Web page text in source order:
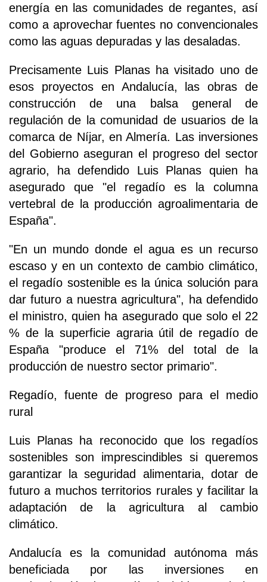
energía en las comunidades de regantes, así
como a aprovechar fuentes no convencionales
como las aguas depuradas y las desaladas.
Precisamente Luis Planas ha visitado uno de
esos proyectos en Andalucía, las obras de
construcción de una balsa general de
regulación de la comunidad de usuarios de la
comarca de Níjar, en Almería. Las inversiones
del Gobierno aseguran el progreso del sector
agrario, ha defendido Luis Planas quien ha
asegurado que "el regadío es la columna
vertebral de la producción agroalimentaria de
España".
"En un mundo donde el agua es un recurso
escaso y en un contexto de cambio climático,
el regadío sostenible es la única solución para
dar futuro a nuestra agricultura", ha defendido
el ministro, quien ha asegurado que solo el 22
% de la superficie agraria útil de regadío de
España "produce el 71% del total de la
producción de nuestro sector primario".
Regadío, fuente de progreso para el medio
rural
Luis Planas ha reconocido que los regadíos
sostenibles son imprescindibles si queremos
garantizar la seguridad alimentaria, dotar de
futuro a muchos territorios rurales y facilitar la
adaptación de la agricultura al cambio
climático.
Andalucía es la comunidad autónoma más
beneficiada por las inversiones en